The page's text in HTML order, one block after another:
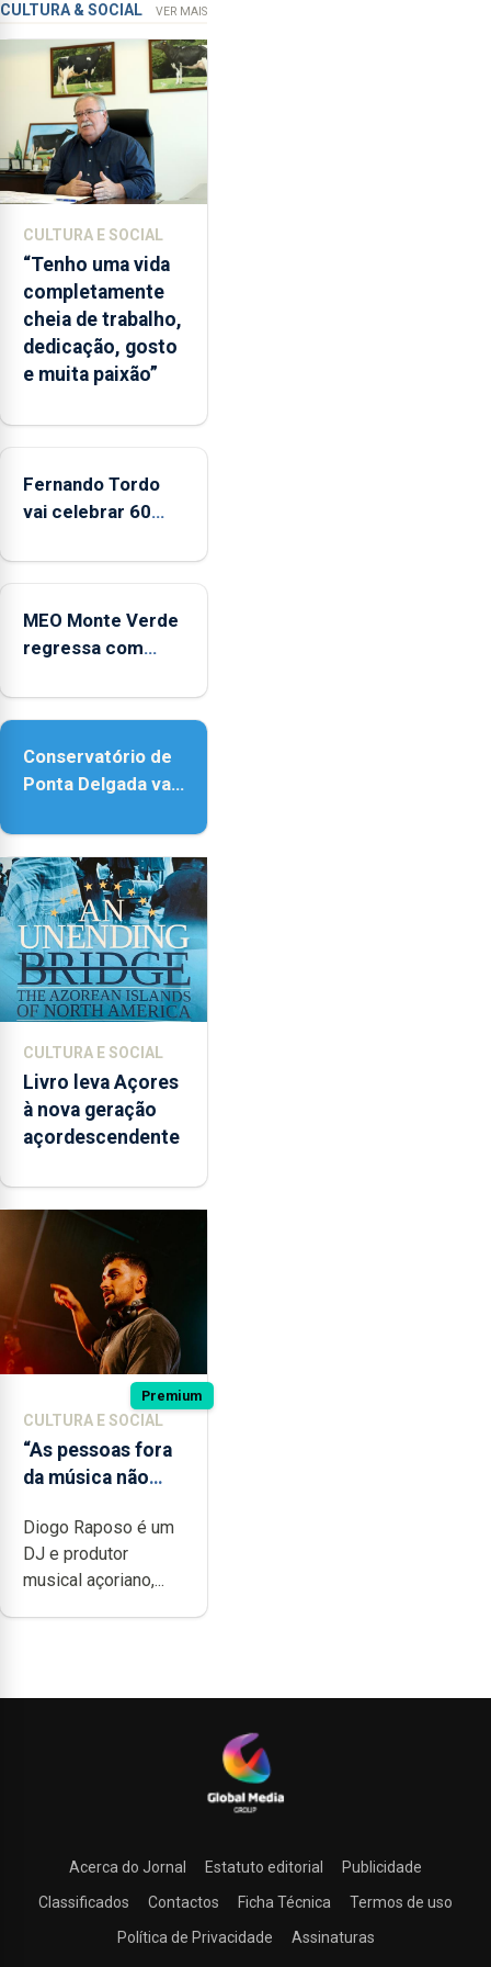
microbiológica”,
pela
terceira
vez
desde
o
início
da
época
balnear
violação
CULTURA & SOCIAL VER MAIS
CULTURA E SOCIAL
“Tenho uma vida
completamente
cheia de trabalho,
dedicação, gosto
e muita paixão”
Fernando Tordo
vai celebrar 60
no Coliseu
MEO Monte Verde
regressa com
acessibilidade
Conservatório de
Ponta Delgada vai
instrumentos
CULTURA E SOCIAL
Livro leva Açores
à nova geração
açordescendente
Premium
CULTURA E SOCIAL
“As pessoas fora
da música não
quão difícil é
produzir uma
música”
Diogo Raposo é um
DJ e produtor
musical açoriano,...
Acerca do Jornal Estatuto editorial
Publicidade
Classificados
Contactos Ficha Técnica
Termos de uso
Política de Privacidade
Assinaturas